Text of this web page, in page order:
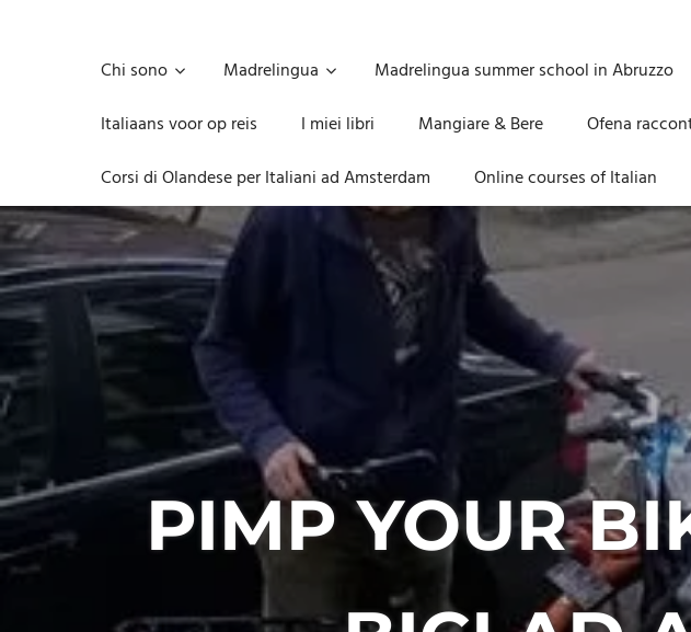
imprescindibile,
inevitabile
Mammamsterdam
oggi
anche
formato
monodose
nuova
confezione
migliorata
Chi sono Madrelingua Madrelingua summer school in Abruzzo
Italiaans voor op reis
I miei libri Mangiare & Bere Ofena
Corsi di Olandese per Italiani ad Amsterdam
Online courses of Italian
PIMP YOUR